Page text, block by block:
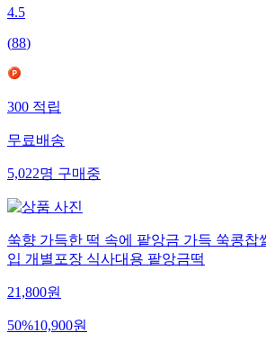
4.5
(88)
300적립
무료배송
5,022명구매중
쑥향 가득한 떡 속에 팥앙금 가득 쑥콩찹
입 개별포장 식사대용 팥앙금떡
21,800원
50%10,900원